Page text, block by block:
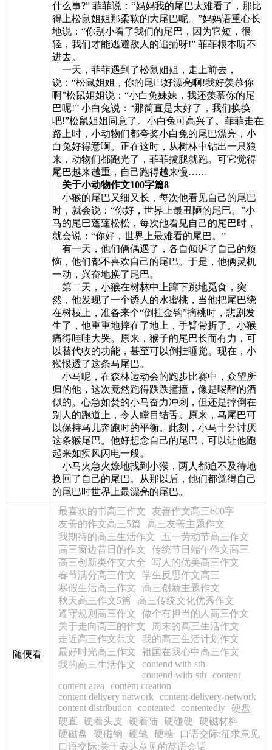
什么事?” 菲菲说：“妈妈我的尾巴太难看了，那比
得上松鼠姐姐那柔软的大尾巴呢。”妈妈语重心长
地说：“你别小看了我们的尾巴，因为它短，很
轻，我们才能逃避敌人的追捕呀!” 菲菲根本听不
进去。
一天，菲菲遇到了松鼠姐姐，走上前去，
说：“松鼠姐姐，你的尾巴好漂亮啊!我好羡慕你
啊”松鼠姐姐说：“小白兔妹妹，我还羡慕你的尾
巴呢!” 小白兔说：“那简直是太好了，我们换换
吧!”松鼠姐姐同意了。小白兔可高兴了。菲菲走在
路上时，小动物们都夸奖小白兔的尾巴漂亮，小
白兔好得意啊。正在这时，从树林中钻出一只狼
来，动物们都跑光了，菲菲拔腿就跑。可它觉得
尾巴越来越重，自己跑得越来慢……
关于小动物作文100字篇8
小猴的尾巴又细又长，每次他看见自己的尾巴
时，就会说：“你好，世界上最丑陋的尾巴。”小
马的尾巴蓬蓬松松，每次他看见自己的尾巴时，
就会说：“你好，世界上最难看的尾巴。”
有一天，他们俩偶遇了，各自倾诉了自己的烦
恼，他们都不喜欢自己的尾巴。于是，他俩灵机
一动，兴奋地换了尾巴。
第二天，小猴在树林中上蹿下跳地觅食，突
然，他发现了一个诱人的水蜜桃，当他把尾巴绕
在树枝上，准备来个“倒挂金钩”摘桃时，悲剧发
生了，他重重地摔在了地上，手臂骨折了。小猴
痛得哇哇大哭。原来，猴子的尾巴长而有力，可
以替代收的功能，甚至可以倒挂睡觉。现在，小
猴恨透了这条马尾巴。
小马呢，在森林运动会的跑步比赛中，众望所
归的他，这次竟然跑得跌跌撞撞，像是喝醉的酒
似的。心急如焚的小马奋力冲刺，但还是摔倒在
别人的跑道上，令人瞠目结舌。原来，马尾巴可
以保持马儿奔跑时的平衡。此刻，小马十分讨厌
这条猴尾巴。他好想念自己的尾巴，可以让他跑
起来如疾风闪电一般。
小马火急火燎地找到小猴，两人都迫不及待地
换回了自己的尾巴。从那以后，他们都觉得自己
的尾巴时世界上最漂亮的尾巴。
随便看
最喜欢的书高三作文
友善作文高三600字
友善的作文高三5篇
高三友善主题作文
我期待的高三生活作文
五一劳动节高三作文
高三窗边昔日的作文
传统节日端午作文高三
高三创新类作文大全
写人的优美高三作文
春节满分高三作文
学生反思作文高三
寒假生活高三作文
高三创新主题作文
秋天高三作文5篇
高三传统文化优秀作文
遵守规则高三作文
做个有担当的人高三作文
关于走向高三的作文
周末的高三生活作文
走近高三作文范文
我的高三生活计划作文
最好时光高三作文
祖国在我心中高三作文
我的高三生活作文
contend with sth
contend-with-sth
content
content area
content creation
content delivery network
content-delivery-network
content distribution
contented contentedly 硬盘
硬直
硬着头皮 硬着陆 硬碰硬
硬磁材料
硬磁盘
硬磁钢 硬笔 硬糖
口语交际:征求意见
口语交际:关于表达意见的英语会话